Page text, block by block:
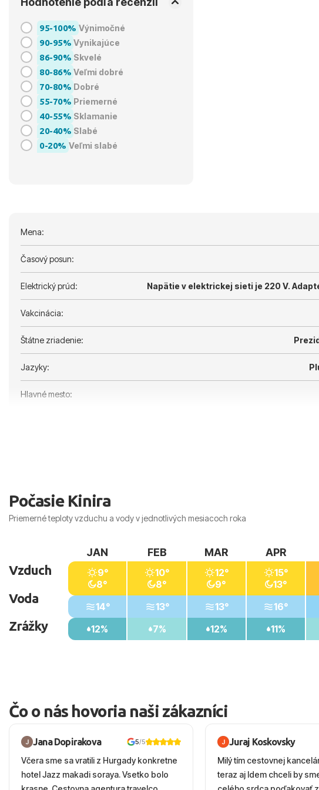
95-100% Výnimočné
90-95% Vynikajúce
86-90% Skvelé
80-86% Veľmi dobré
70-80% Dobré
55-70% Priemerné
40-55% Sklamanie
20-40% Slabé
0-20% Veľmi slabé
Mena:
Časový posun:
Elektrický prúd: Napätie v elektrickej sieti je 220 V.
Vakcinácia:
Štátne zriadenie:
Jazyky:
Hlavné mesto:
Počasie Kinira
Priemerné teploty vzduchu a vody v jednotlivých mesiacoch roka
Vzduch
Voda
Zrážky
JAN
9°
8°
14°
12%
FEB
10°
8°
13°
7%
MAR
12°
9°
13°
12%
APR
15°
13°
16°
11%
Čo o nás hovoria naši zákazníci
Jana Dopirakova 5/5
Včera sme sa vratili z Hurgady konkretne
hotel Jazz makadi soraya. Vsetko bolo
Juraj Koskovsky
Milý tím cestovnej
teraz aj Idem chceli by